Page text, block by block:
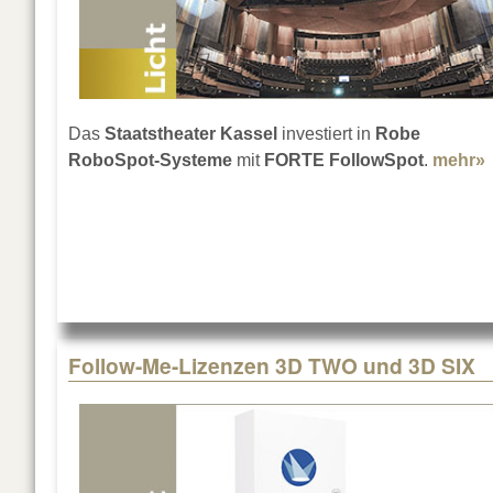
Das Staatstheater Kassel investiert in Robe
RoboSpot-Systeme mit FORTE FollowSpot. mehr»
Follow-Me-Lizenzen 3D TWO und 3D SIX